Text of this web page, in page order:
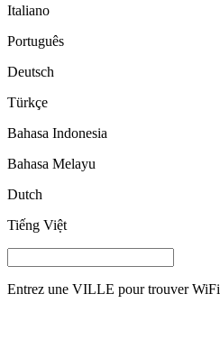
Italiano
Português
Deutsch
Türkçe
Bahasa Indonesia
Bahasa Melayu
Dutch
Tiếng Việt
Entrez une VILLE pour trouver WiFi